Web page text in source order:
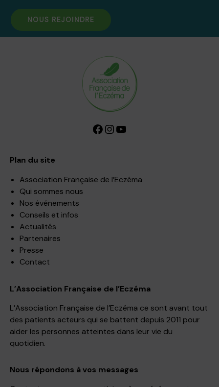
NOUS REJOINDRE
Facebook InstagramYouTube
Plan du site
Association Française de l’Eczéma
Qui sommes nous
Nos événements
Conseils et infos
Actualités
Partenaires
Presse
Contact
L’Association Française de l’Eczéma
L’Association Française de l’Eczéma ce sont avant tout
des patients acteurs qui se battent depuis 2011 pour
aider les personnes atteintes dans leur vie du
quotidien.
Nous répondons à vos messages